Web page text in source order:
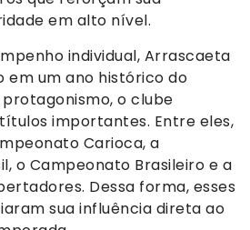
em alto nível.
individual, Arrascaeta
em um ano histórico do
protagonismo, o clube
importantes. Entre eles,
Carioca, a
o Campeonato Brasileiro e a
Dessa forma, esses
sua influência direta ao